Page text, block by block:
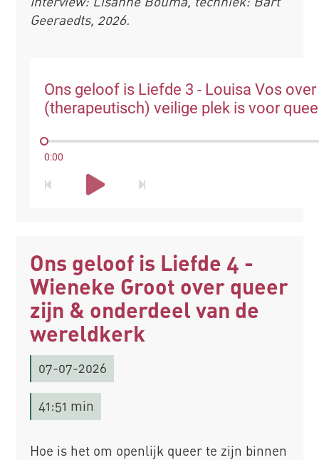
Geeraedts, 2026.
Ons geloof is Liefde 3 - Louisa Vos
(therapeutisch) veilige plek is voor
0:00
Ons geloof is Liefde 4 -
Wieneke Groot over queer
zijn & onderdeel van de
wereldkerk
07-07-2026
41:51 min
Hoe is het om openlijk queer te zijn binnen